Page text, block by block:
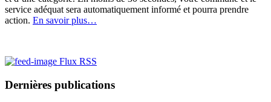
service adéquat sera automatiquement informé et pourra prendre
action. En savoir plus…
Flux RSS
Dernières publications